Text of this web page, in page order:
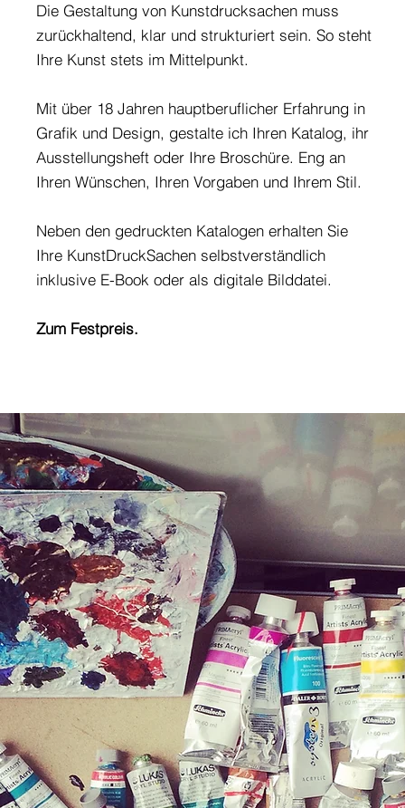
Die Gestaltung von Kunstdrucksachen muss
zurückhaltend, klar und strukturiert sein. So steht
Ihre Kunst stets im Mittelpunkt.
Mit über 18 Jahren hauptberuflicher Erfahrung in
Grafik und Design, gestalte ich Ihren Katalog, ihr
Ausstellungsheft oder Ihre Broschüre. Eng an
Ihren Wünschen, Ihren Vorgaben und Ihrem Stil.
Neben den gedruckten Katalogen erhalten Sie
Ihre KunstDruckSachen selbstverständlich
inklusive E-Book oder als digitale Bilddatei.
Zum Festpreis.